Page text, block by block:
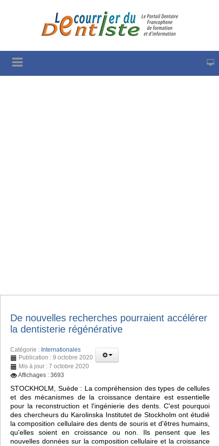
De nouvelles recherches pourraient accélérer
la dentisterie régénérative
Catégorie : Internationales
Publication : 9 octobre 2020
Mis à jour : 7 octobre 2020
Affichages : 3693
STOCKHOLM, Suède : La compréhension des types de cellules
et des mécanismes de la croissance dentaire est essentielle
pour la reconstruction et l'ingénierie des dents. C'est pourquoi
des chercheurs du Karolinska Institutet de Stockholm ont étudié
la composition cellulaire des dents de souris et d'êtres humains,
qu'elles soient en croissance ou non. Ils pensent que les
nouvelles données sur la composition cellulaire et la croissance